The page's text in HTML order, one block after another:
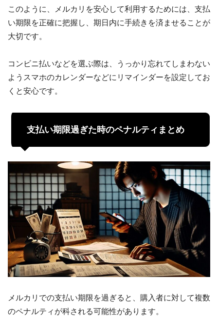
このように、メルカリを安心して利用するためには、支払
い期限を正確に把握し、期日内に手続きを済ませることが
大切です。
コンビニ払いなどを選ぶ際は、うっかり忘れてしまわない
ようスマホのカレンダーなどにリマインダーを設定してお
くと安心です。
支払い期限過ぎた時のペナルティまとめ
メルカリでの支払い期限を過ぎると、購入者に対して複数
のペナルティが科される可能性があります。